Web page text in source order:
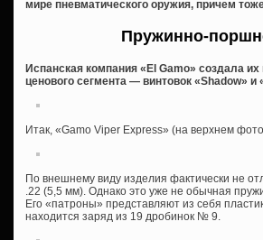
мире пневматического оружия, причем
Пружинно-
Испанская компания «El Gamo» создала
ценового сегмента — винтовок «Shadow»
Итак, «Gamo Viper Express» (на верхнем
По внешнему виду изделия фактически не
.22 (5,5 мм). Однако это уже не обычная
Его «патроны» представляют из себя
находится заряд из 19 дробинок № 9.